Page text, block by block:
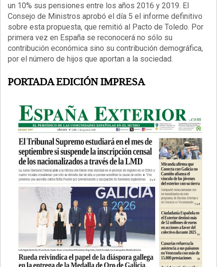
un 10% sus pensiones entre los años 2016 y 2019. El
Consejo de Ministros aprobó el día 5 el informe definitivo
sobre esta propuesta, que remitió al Pacto de Toledo. Por
primera vez en España se reconocerá no sólo su
contribución económica sino su contribución demográfica,
por el número de hijos que aportan a la sociedad.
PORTADA EDICIÓN IMPRESA